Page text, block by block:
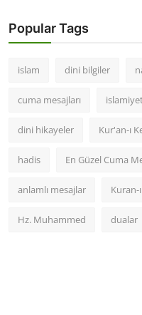
Popular Tags
islam dini bilgiler
cuma mesajları
dini hikayeler Kur'an-ı
hadis En Güzel Cuma
anlamlı mesajlar Kuran-
Hz. Muhammed dualar